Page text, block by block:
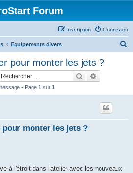
Forum
Connexion
Inscription
Equipements divers
pour monter les jets ?
Rechercher
• Page 1 sur 1
pour monter les jets ?
à l'étroit dans l'atelier avec les nouveaux